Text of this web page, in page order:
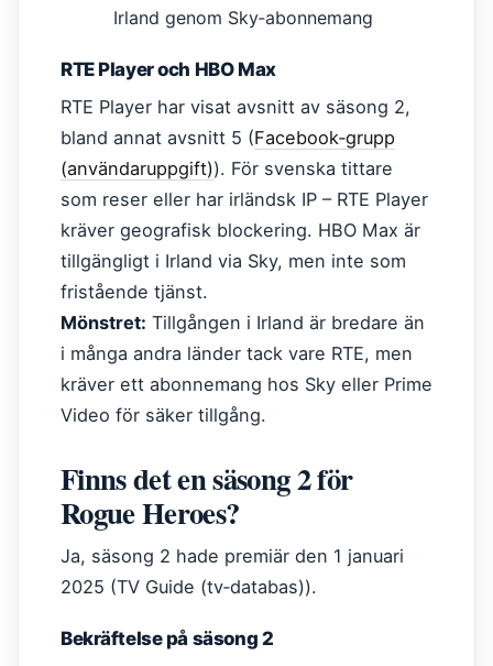
Irland genom Sky‑abonnemang
RTE Player och HBO Max
RTE Player har visat avsnitt av säsong 2,
bland annat avsnitt 5 (Facebook‑grupp
(användaruppgift)). För svenska tittare
som reser eller har irländsk IP – RTE Player
kräver geografisk blockering. HBO Max är
tillgängligt i Irland via Sky, men inte som
fristående tjänst.
Mönstret: Tillgången i Irland är bredare än
i många andra länder tack vare RTE, men
kräver ett abonnemang hos Sky eller Prime
Video för säker tillgång.
Finns det en säsong 2 för
Rogue Heroes?
Ja, säsong 2 hade premiär den 1 januari
2025 (TV Guide (tv‑databas)).
Bekräftelse på säsong 2